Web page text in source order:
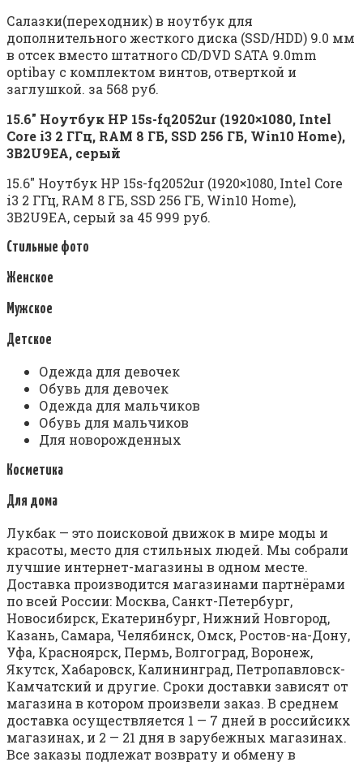
Салазки(переходник) в ноутбук для
дополнительного жесткого диска (SSD/HDD) 9.0 мм
в отсек вместо штатного CD/DVD SATA 9.0mm
optibay с комплектом винтов, отверткой и
заглушкой. за 568 руб.
15.6″ Ноутбук HP 15s-fq2052ur (1920×1080, Intel
Core i3 2 ГГц, RAM 8 ГБ, SSD 256 ГБ, Win10 Home),
3B2U9EA, серый
15.6″ Ноутбук HP 15s-fq2052ur (1920×1080, Intel Core
i3 2 ГГц, RAM 8 ГБ, SSD 256 ГБ, Win10 Home),
3B2U9EA, серый за 45 999 руб.
Стильные фото
Женское
Мужское
Детское
Одежда для девочек
Обувь для девочек
Одежда для мальчиков
Обувь для мальчиков
Для новорожденных
Косметика
Для дома
Лукбак — это поисковой движок в мире моды и
красоты, место для стильных людей. Мы собрали
лучшие интернет-магазины в одном месте.
Доставка производится магазинами партнёрами
по всей России: Москва, Санкт-Петербург,
Новосибирск, Екатеринбург, Нижний Новгород,
Казань, Самара, Челябинск, Омск, Ростов-на-Дону,
Уфа, Красноярск, Пермь, Волгоград, Воронеж,
Якутск, Хабаровск, Калининград, Петропавловск-
Камчатский и другие. Сроки доставки зависят от
магазина в котором произвели заказ. В среднем
доставка осуществляется 1 — 7 дней в российсикх
магазинах, и 2 — 21 дня в зарубежных магазинах.
Все заказы подлежат возврату и обмену в